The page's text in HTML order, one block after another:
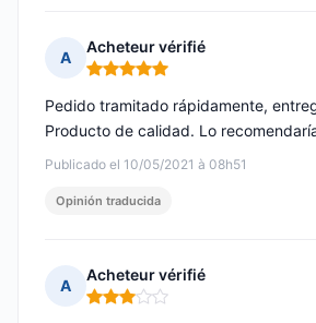
A
Acheteur vérifié
Nota: 5 de 5
Publicado el 10/05/2021 à 08h51
Pedido tramitado rápidamente,
Producto de calidad. Lo
Opinión traducida
A
Acheteur vérifié
Nota: 3 de 5